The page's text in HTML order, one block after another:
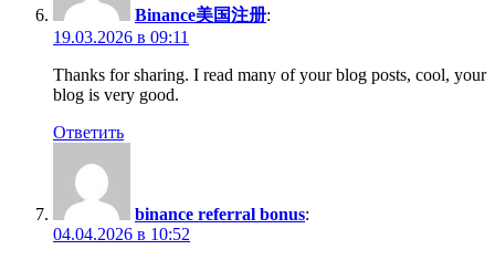
Binance美国注册:
19.03.2026 в 09:11
Thanks for sharing. I read many of your blog posts, cool, your
blog is very good.
Ответить
binance referral bonus:
04.04.2026 в 10:52